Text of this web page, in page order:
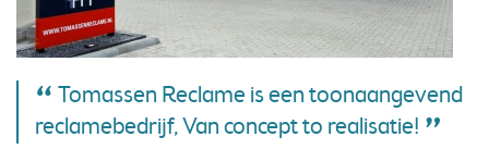
Tomassen Reclame is een toonaangevend
reclamebedrijf, Van concept to realisatie!